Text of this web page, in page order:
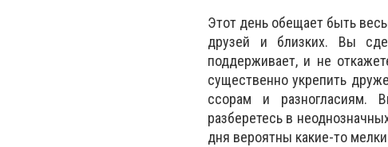
Этот день обещает быть
друзей и близких. Вы
поддерживает, и не
существенно укрепить
ссорам и разногласиям.
разберетесь в
дня вероятны какие-то